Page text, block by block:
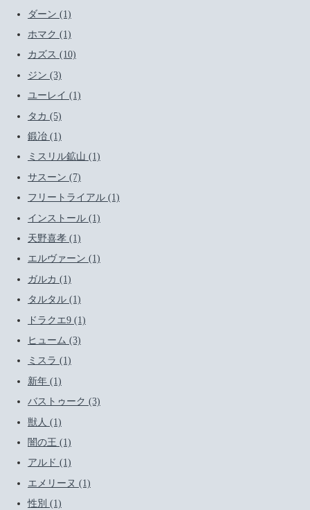
ダーン (1)
ホマク (1)
カズス (10)
ジン (3)
ユーレイ (1)
タカ (5)
鍛冶 (1)
ミスリル鉱山 (1)
サスーン (7)
フリートライアル (1)
インストール (1)
天野喜孝 (1)
エルヴァーン (1)
ガルカ (1)
タルタル (1)
ドラクエ9 (1)
ヒューム (3)
ミスラ (1)
新年 (1)
バストゥーク (3)
獣人 (1)
闇の王 (1)
アルド (1)
エメリーヌ (1)
性別 (1)